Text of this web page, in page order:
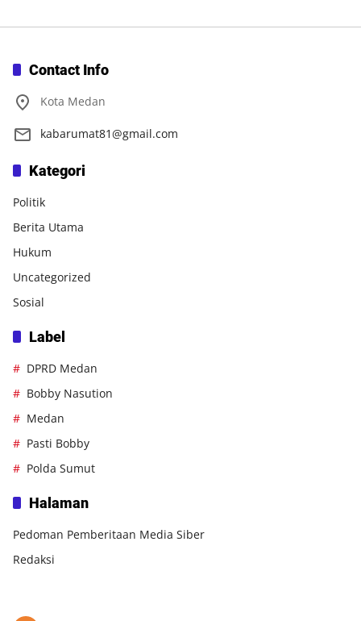
Contact Info
Kota Medan
kabarumat81@gmail.com
Kategori
Politik
Berita Utama
Hukum
Uncategorized
Sosial
Label
DPRD Medan
Bobby Nasution
Medan
Pasti Bobby
Polda Sumut
Halaman
Pedoman Pemberitaan Media Siber
Redaksi